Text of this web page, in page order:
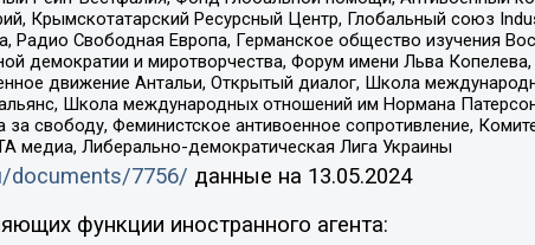
Крымскотатарский Ресурсный Центр, Глобальный союз
Радио Свободная Европа, Германское общество изучения
демократии и миротворчества, Форум имени Льва
движение Антальи, Открытый диалог, Школа
Школа международных отношений им Нормана
свободу, Феминистское антивоенное сопротивление,
медиа, Либерально-демократическая Лига Украины
documents/7756/ данные на 13.05.2024
функции иностранного агента: